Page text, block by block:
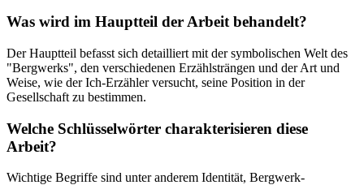
Was wird im Hauptteil der Arbeit behandelt?
Der Hauptteil befasst sich detailliert mit der symbolischen Welt des
"Bergwerks", den verschiedenen Erzählsträngen und der Art und
Weise, wie der Ich-Erzähler versucht, seine Position in der
Gesellschaft zu bestimmen.
Welche Schlüsselwörter charakterisieren diese
Arbeit?
Wichtige Begriffe sind unter anderem Identität, Bergwerk-